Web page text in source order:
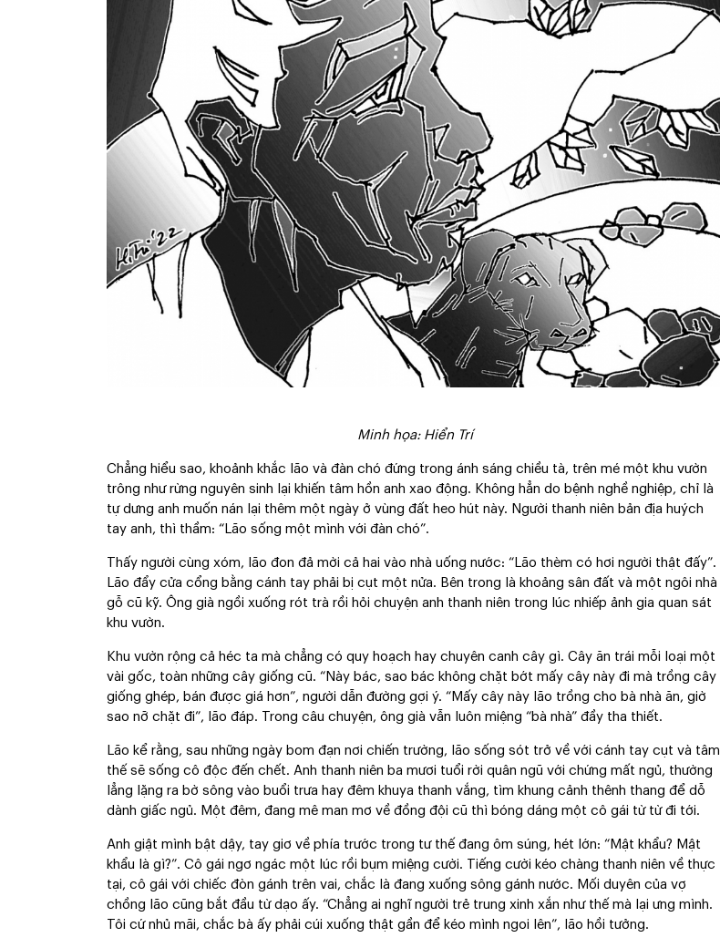
Minh họa: Hiển Trí
Chẳng hiểu sao, khoảnh khắc lão và đàn chó đứng trong ánh sáng chiều tà, trên mé một khu vườn
trông như rừng nguyên sinh lại khiến tâm hồn anh xao động. Không hẳn do bệnh nghề nghiệp, chỉ là
tự dưng anh muốn nán lại thêm một ngày ở vùng đất heo hút này. Người thanh niên bản địa huých
tay anh, thì thầm: “Lão sống một mình với đàn chó”.
Thấy người cùng xóm, lão đon đả mời cả hai vào nhà uống nước: “Lão thèm có hơi người thật đấy”.
Lão đẩy cửa cổng bằng cánh tay phải bị cụt một nửa. Bên trong là khoảng sân đất và một ngôi nhà
gỗ cũ kỹ. Ông già ngồi xuống rót trà rồi hỏi chuyện anh thanh niên trong lúc nhiếp ảnh gia quan sát
khu vườn.
Khu vườn rộng cả héc ta mà chẳng có quy hoạch hay chuyên canh cây gì. Cây ăn trái mỗi loại một
vài gốc, toàn những cây giống cũ. “Này bác, sao bác không chặt bớt mấy cây này đi mà trồng cây
giống ghép, bán được giá hơn”, người dẫn đường gợi ý. “Mấy cây này lão trồng cho bà nhà ăn, giờ
sao nỡ chặt đi”, lão đáp. Trong câu chuyện, ông già vẫn luôn miệng “bà nhà” đầy tha thiết.
Lão kể rằng, sau những ngày bom đạn nơi chiến trường, lão sống sót trở về với cánh tay cụt và tâm
thế sẽ sống cô độc đến chết. Anh thanh niên ba mươi tuổi rời quân ngũ với chứng mất ngủ, thường
lẳng lặng ra bờ sông vào buổi trưa hay đêm khuya thanh vắng, tìm khung cảnh thênh thang để dỗ
dành giấc ngủ. Một đêm, đang mê man mơ về đồng đội cũ thì bóng dáng một cô gái từ từ đi tới.
Anh giật mình bật dậy, tay giơ về phía trước trong tư thế đang ôm súng, hét lớn: “Mật khẩu? Mật
khẩu là gì?”. Cô gái ngơ ngác một lúc rồi bụm miệng cười. Tiếng cười kéo chàng thanh niên về thực
tại, cô gái với chiếc đòn gánh trên vai, chắc là đang xuống sông gánh nước. Mối duyên của vợ
chồng lão cũng bắt đầu từ dạo ấy. “Chẳng ai nghĩ người trẻ trung xinh xắn như thế mà lại ưng mình.
Tôi cứ nhủ mãi, chắc bà ấy phải cúi xuống thật gần để kéo mình ngoi lên”, lão hồi tưởng.